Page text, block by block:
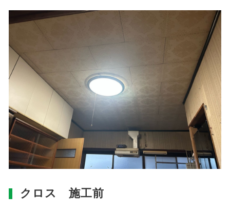
クロス 施工前